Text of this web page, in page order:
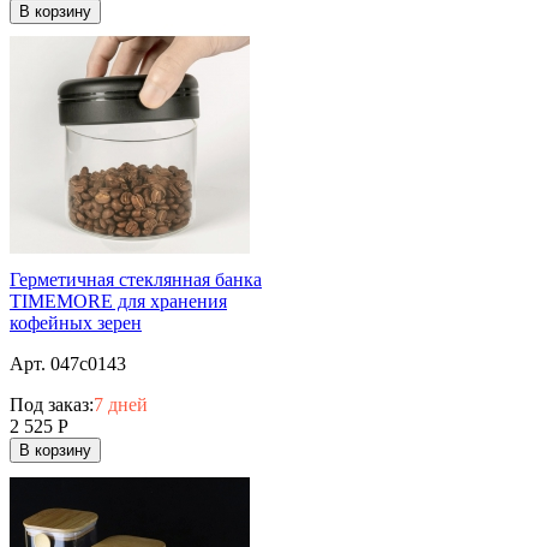
В корзину
Герметичная стеклянная банка
TIMEMORE для хранения
кофейных зерен
Арт. 047c0143
Под заказ:7 дней
2 525 Р
В корзину